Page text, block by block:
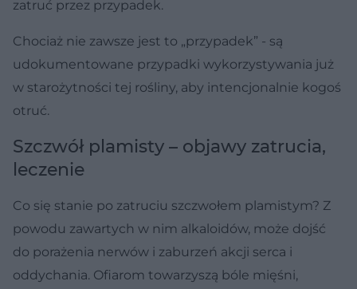
zatruć przez przypadek.
Chociaż nie zawsze jest to „przypadek” - są
udokumentowane przypadki wykorzystywania już
w starożytności tej rośliny, aby intencjonalnie kogoś
otruć.
Szczwół plamisty – objawy zatrucia,
leczenie
Co się stanie po zatruciu szczwołem plamistym? Z
powodu zawartych w nim alkaloidów, może dojść
do porażenia nerwów i zaburzeń akcji serca i
oddychania. Ofiarom towarzyszą bóle mięśni,